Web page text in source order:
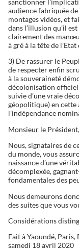
sanctionner
audience fabriquée
montages vidéos, et
dans l’illusion qu’il
clairement des
à gré à la tête de
3) De rassurer le
de respecter enfin
à la souveraineté
décolonisation
suivie d’une vraie
géopolitique) en cette
l’indépendance
Monsieur le Président,
Nous, signataires de
du monde, vous
naissance d’une
décomplexée,
fondamentales des
Nous demeurons
des suites que vous
Considérations
Fait à Yaoundé,
samedi 18 avril 2020